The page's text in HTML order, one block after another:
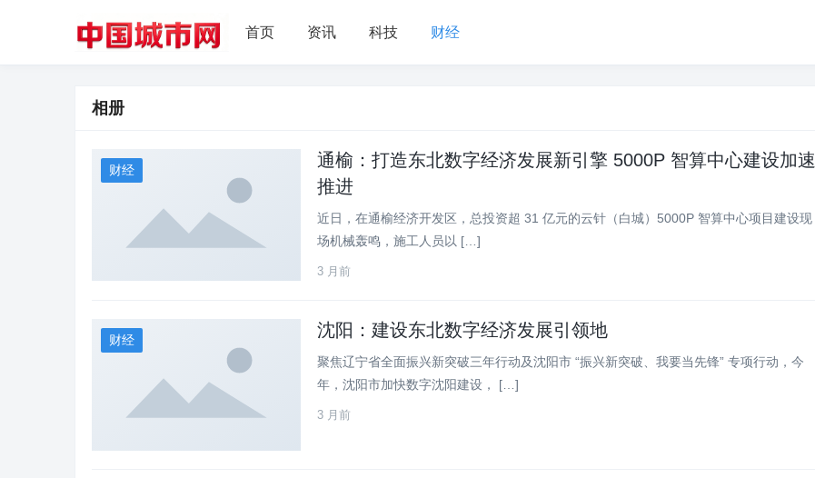
首页 资讯 科技 财经
相册
财经
通榆：打造东北数字经济发展新引擎 5000P 智算中心建设加速
推进
近日，在通榆经济开发区，总投资超 31 亿元的云针（白城）5000P 智算中心项目建设现
场机械轰鸣，施工人员以 […]
3 月前
财经 沈阳：建设东北数字经济发展引领地
聚焦辽宁省全面振兴新突破三年行动及沈阳市 “振兴新突破、我要当先锋” 专项行动，今
年，沈阳市加快数字沈阳建设， […]
3 月前